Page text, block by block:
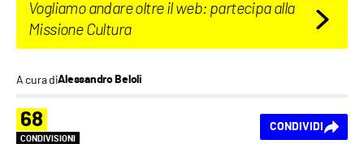
Vogliamo andare oltre il web: partecipa alla
Missione Cultura
A cura diAlessandro Beloli
68
CONDIVISIONI
CONDIVIDI